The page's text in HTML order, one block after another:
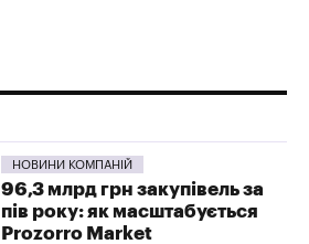
НОВИНИ КОМПАНІЙ
96,3 млрд грн закупівель за
пів року: як масштабується
Prozorro Market